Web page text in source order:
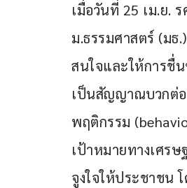
เมื่อวันที่ 25 เม.ย.
ม.ธรรมศาสตร์ (มธ
สนใจและให้การชื่
เป็นสัญญาณบวกต่อ
พฤติกรรม
เป้าหมายทางเศรษ
จูงใจให้ประชาชน